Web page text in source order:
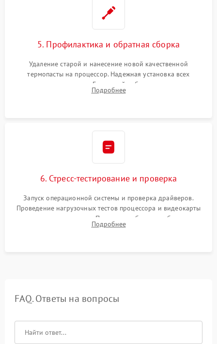
5. Профилактика и обратная сборка
Удаление старой и нанесение новой качественной
термопасты на процессор. Надежная установка всех
комплектующих в слоты. Грамотный кабель-менеджмент для
обеспечения правильной циркуляции воздуха внутри
Подробнее
6. Стресс-тестирование и проверка
Запуск операционной системы и проверка драйверов.
Проведение нагрузочных тестов процессора и видеокарты
для контроля температур. Проверка работоспособности всех
USB-портов, аудиовыходов и сетевого подключения.
Подробнее
FAQ. Ответы на вопросы